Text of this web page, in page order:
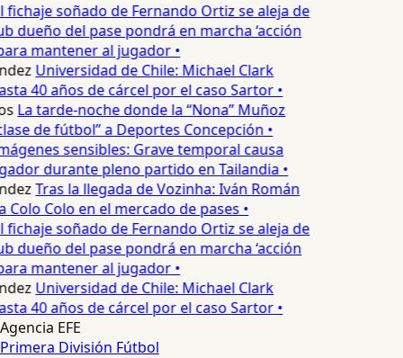
fichaje soñado de Fernando Ortiz se aleja de
dueño del pase pondrá en marcha ‘acción
mantener al jugador •
Universidad de Chile: Michael Clark
40 años de cárcel por el caso Sartor •
La tarde-noche donde la “Nona” Muñoz
de fútbol” a Deportes Concepción •
sensibles: Grave temporal causa
durante pleno partido en Tailandia •
Tras la llegada de Vozinha: Iván Román
Colo en el mercado de pases •
fichaje soñado de Fernando Ortiz se aleja de
dueño del pase pondrá en marcha ‘acción
mantener al jugador •
Universidad de Chile: Michael Clark
40 años de cárcel por el caso Sartor •
Agencia EFE
Primera División Fútbol